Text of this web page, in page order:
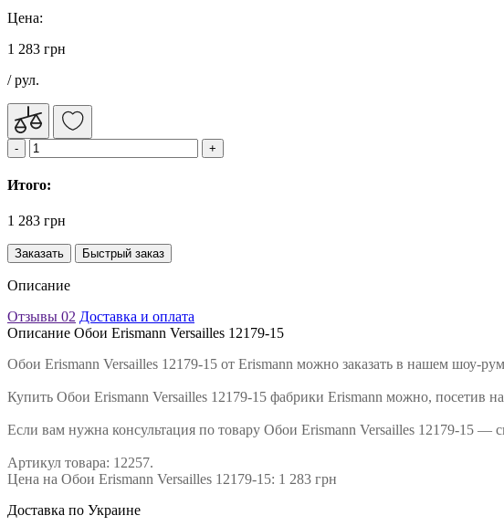
Цена:
1 283 грн
/ рул.
Итого:
1 283 грн
Заказать Быстрый заказ
Описание
Отзывы 02 Доставка и оплата
Описание Обои Erismann Versailles 12179-15
Обои Erismann Versailles 12179-15 от Erismann можно заказать в нашем шоу-
Купить Обои Erismann Versailles 12179-15 фабрики Erismann можно, посетив
Если вам нужна консультация по товару Обои Erismann Versailles 12179-15
Артикул товара: 12257.
Цена на Обои Erismann Versailles 12179-15: 1 283 грн
Доставка по Украине